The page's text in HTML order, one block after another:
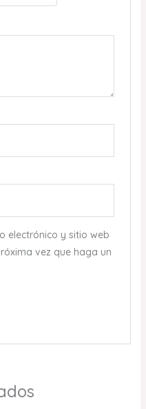
electrónico y sitio web
vez que haga un